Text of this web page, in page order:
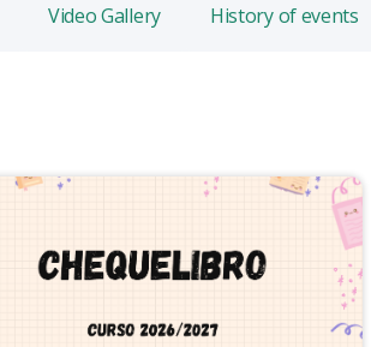
Video Gallery History of events